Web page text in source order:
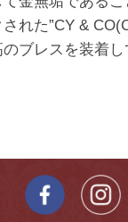
れた”CY &
ブレスを装着